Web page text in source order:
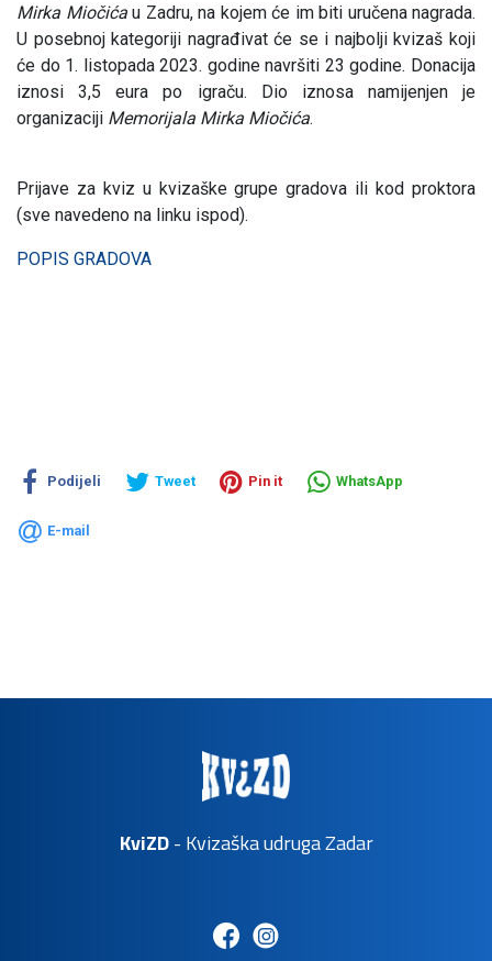
Mirka Miočićau Zadru, na kojem će im biti uručena nagrada.
U posebnoj kategoriji nagrađivat će se i najbolji kvizaš koji
će do 1. listopada 2023. godine navršiti 23 godine. Donacija
iznosi 3,5 eura po igraču. Dio iznosa namijenjen je
organizaciji Memorijala Mirka Miočića.
Prijave za kviz u kvizaške grupe gradova ili kod proktora
(sve navedeno na linku ispod).
POPIS GRADOVA
Podijeli Tweet Pin it WhatsApp
E-mail
KviZD- Kvizaška udruga Zadar